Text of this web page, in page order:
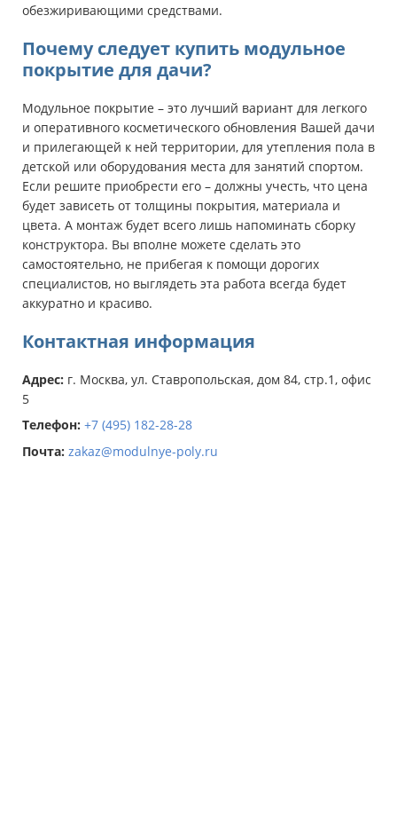
обезжиривающими средствами.
Почему следует купить модульное
покрытие для дачи?
Модульное покрытие – это лучший вариант для легкого
и оперативного косметического обновления Вашей дачи
и прилегающей к ней территории, для утепления пола в
детской или оборудования места для занятий спортом.
Если решите приобрести его – должны учесть, что цена
будет зависеть от толщины покрытия, материала и
цвета. А монтаж будет всего лишь напоминать сборку
конструктора. Вы вполне можете сделать это
самостоятельно, не прибегая к помощи дорогих
специалистов, но выглядеть эта работа всегда будет
аккуратно и красиво.
Контактная информация
Адрес: г. Москва, ул. Ставропольская, дом 84, стр.1, офис
5
Телефон: +7 (495) 182-28-28
Почта: zakaz@modulnye-poly.ru